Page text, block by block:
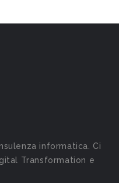
informatica. Ci
Transformation e